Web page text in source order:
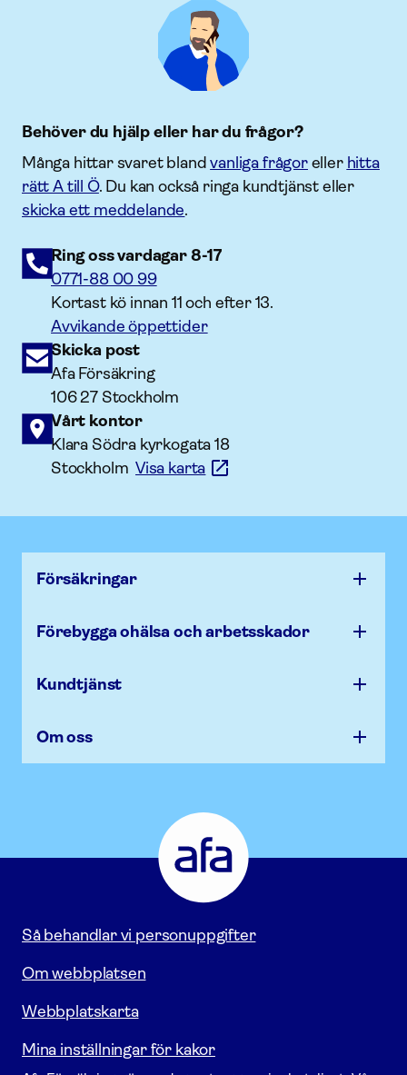
Behöver du hjälp eller har du frågor?
Många hittar svaret blandvanliga frågoreller hitta
rätt A till Ö. Du kan också ringa kundtjänst eller
skicka ett meddelande.
Ring oss vardagar 8-17
0771-88 00 99
Kortast kö innan 11 och efter 13.
Avvikande öppettider
Skicka post
Afa Försäkring
106 27 Stockholm
Vårt kontor
Klara Södra kyrkogata 18
StockholmVisa karta
Försäk­ringar
Förebygga ohälsa och arbets­skador
Kundtjänst
Om oss
Försäkring
Gå
till
startsidan
Så behandlar vi personuppgifter
Om webbplatsen
Webbplatskarta
Mina inställningar för kakor